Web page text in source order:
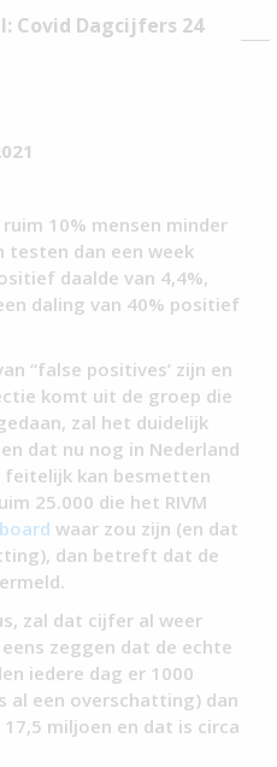
Covid Dagcijfers 24
10% mensen minder
testen dan een week
daalde van 4,4%,
daling van 40% positief
“false positives’ zijn en
komt uit de groep die
zal het duidelijk
dat nu nog in Nederland
kan besmetten
25.000 die het RIVM
waar zou zijn (en dat
dan betreft dat de
zal dat cijfer al weer
zeggen dat de echte
iedere dag er 1000
al een overschatting) dan
miljoen en dat is circa